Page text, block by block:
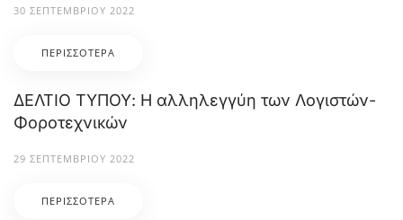
30 ΣΕΠΤΕΜΒΡΊΟΥ 2022
ΠΕΡΙΣΣΌΤΕΡΑ
ΔΕΛΤΙΟ ΤΥΠΟΥ: Η αλληλεγγύη των Λογιστών-
Φοροτεχνικών
29 ΣΕΠΤΕΜΒΡΊΟΥ 2022
ΠΕΡΙΣΣΌΤΕΡΑ